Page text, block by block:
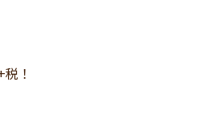
！